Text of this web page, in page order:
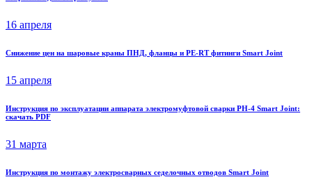
16 апреля
Снижение цен на шаровые краны ПНД, фланцы и PE-RT фитинги Smart Joint
15 апреля
Инструкция по эксплуатации аппарата электромуфтовой сварки PH-4 Smart Joint:
скачать PDF
31 марта
Инструкция по монтажу электросварных седелочных отводов Smart Joint